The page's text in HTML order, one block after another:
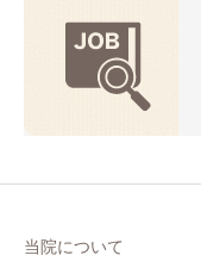
当院について